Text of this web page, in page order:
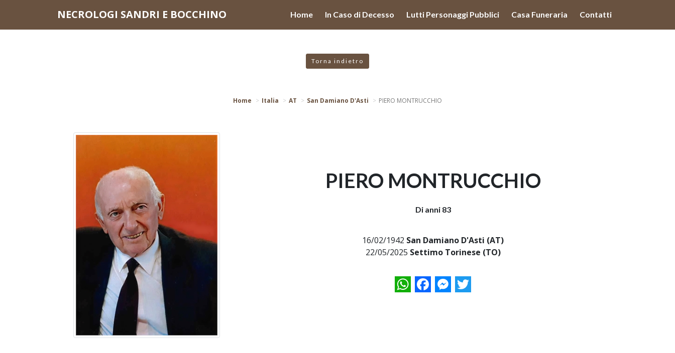
NECROLOGI SANDRI E BOCCHINO Home In Caso di Decesso Lutti Personaggi Pubblici Casa Funeraria Contatti
Torna indietro
Home Italia AT San Damiano D'Asti PIERO MONTRUCCHIO
PIERO MONTRUCCHIO
Di anni 83
16/02/1942 San Damiano D'Asti (AT)
22/05/2025 Settimo Torinese (TO)
WhatsAppFacebookMessenger
Twitter
scorrendo questa pagina, cliccando su un link o proseguendo la navigazione in altra maniera, acconsenti all'uso dei cookie.
Ulteriori informazioni